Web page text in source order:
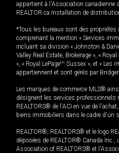
appartient à l'Association canadienne
REALTOR.ca Installation de
*Tous les bureaux sont des propriétés
comprenant la mention « Services
incluant sa division « Johnston &
Valley Real Estate, Brokerage », « Royal
», « Royal LePageMD Sussex », et « Les
appartiennent et sont gérés par
Les marques de commerce MLS®
désignent les services professionnels
REALTORS® de l'ACI en vue de
biens immobiliers dans le cadre d'un
REALTOR®, REALTORS® et le logo
déposées de REALTOR® Canada
Association of REALTORS® et